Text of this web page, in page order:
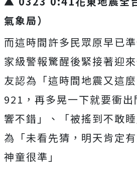
氣象局）
而這時間許多民眾原早已
家級警報驚醒後緊接著迎
友認為「這時間地震又這
921，再多晃一下就要衝
響不錯」、「被搖到不敢
為「未看先猜，明天肯定
神童很準」